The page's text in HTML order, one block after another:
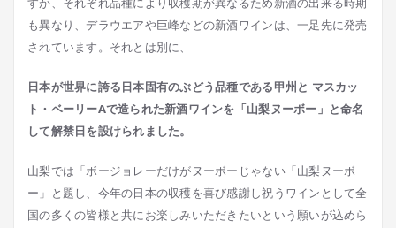
も異なり、デラウエアや巨峰などの新酒ワインは、一足先に発売
されています。それとは別に、
日本が世界に誇る日本固有のぶどう品種である甲州と マスカッ
ト・ベーリーAで造られた新酒ワインを「山梨ヌーボー」と命名
して解禁日を設けられました。
山梨では「ボージョレーだけがヌーボーじゃない「山梨ヌーボ
ー」と題し、今年の日本の収穫を喜び感謝し祝うワインとして全
国の多くの皆様と共にお楽しみいただきたいという願いが込めら